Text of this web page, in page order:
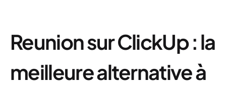
Reunion sur ClickUp : la
meilleure alternative à